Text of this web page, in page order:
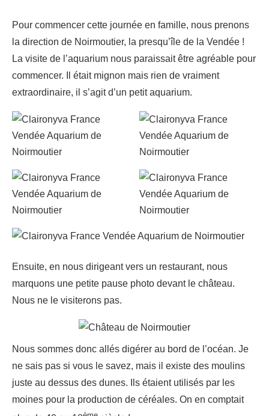
Pour commencer cette journée en famille, nous prenons
la direction de Noirmoutier, la presqu’île de la Vendée !
La visite de l’aquarium nous paraissait être agréable pour
commencer. Il était mignon mais rien de vraiment
extraordinaire, il s’agit d’un petit aquarium.
Ensuite, en nous dirigeant vers un restaurant, nous
marquons une petite pause photo devant le château.
Nous ne le visiterons pas.
Nous sommes donc allés digérer au bord de l’océan. Je
ne sais pas si vous le savez, mais il existe des moulins
juste au dessus des dunes. Ils étaient utilisés par les
moines pour la production de céréales. On en comptait